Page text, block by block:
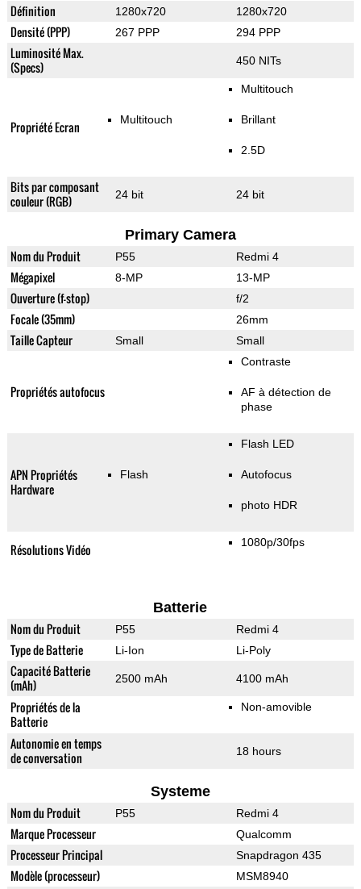
Définition 1280x720 1280x720
Densité (PPP) 267 PPP 294 PPP
Luminosité Max.
(Specs)
450 NITs
Propriété Ecran Multitouch
Multitouch
Brillant
2.5D
Bits par composant
couleur (RGB)
24 bit 24 bit
Primary Camera
Nom du Produit P55 Redmi 4
Mégapixel 8-MP 13-MP
Ouverture (f-stop) f/2
Focale (35mm) 26mm
Taille Capteur Small Small
Propriétés autofocus
Contraste
AF à détection de
phase
APN Propriétés
Hardware
Flash
Flash LED
Autofocus
photo HDR
Résolutions Vidéo 1080p/30fps
Batterie
Nom du Produit P55 Redmi 4
Type de Batterie Li-Ion Li-Poly
Capacité Batterie
(mAh)
2500 mAh 4100 mAh
Propriétés de la
Batterie
Non-amovible
Autonomie en temps
de conversation
18 hours
Systeme
Nom du Produit P55 Redmi 4
Marque Processeur Qualcomm
Processeur Principal Snapdragon 435
Modèle (processeur) MSM8940